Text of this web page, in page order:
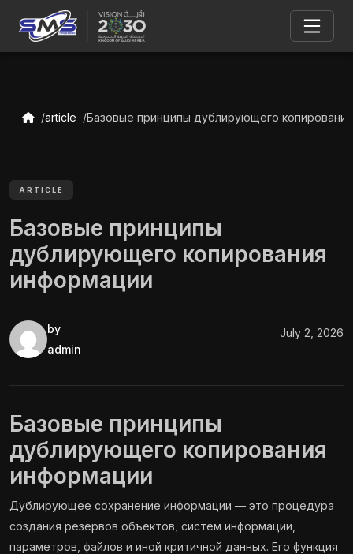
article Базовые принципы дублирующего
ARTICLE
Базовые принципы
дублирующего копирования
информации
by
admin
July 2, 2026
Базовые принципы
дублирующего копирования
информации
Дублирующее сохранение информации — это процедура
создания резервов объектов, систем информации,
параметров, файлов и иной критичной данных. Его функция